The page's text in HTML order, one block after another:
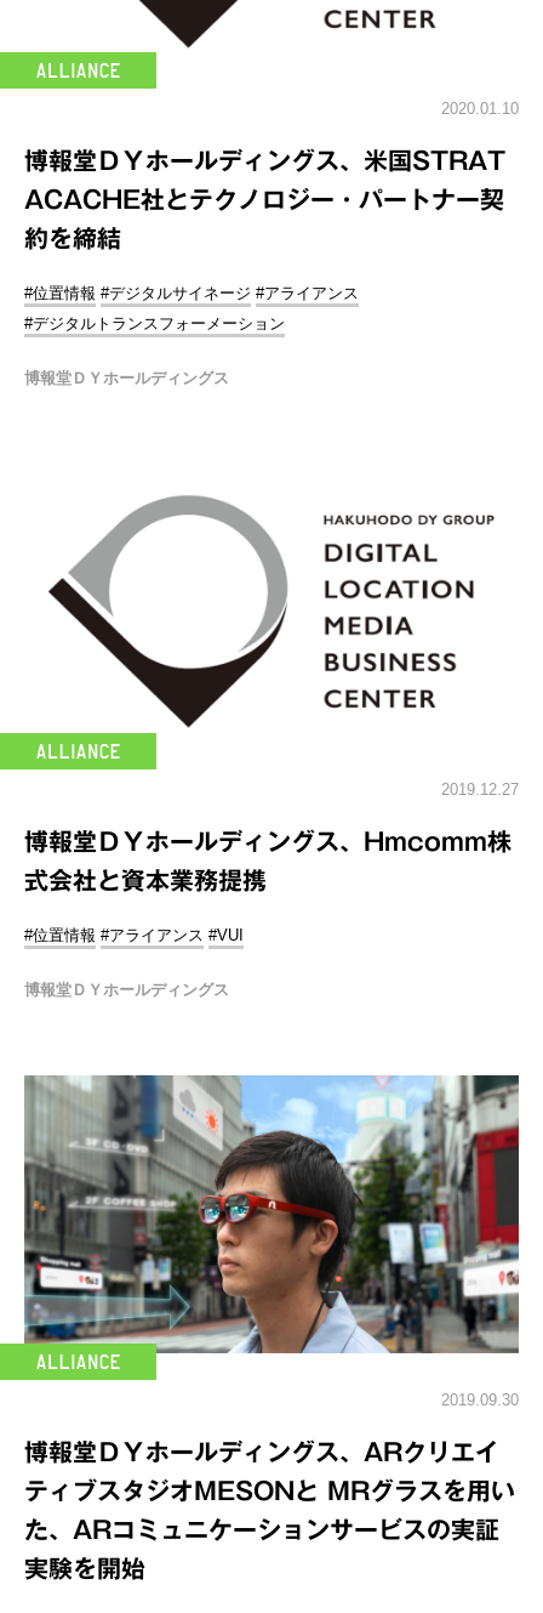
2020.01.10
博報堂ＤＹホールディングス、米国STRAT
ACACHE社とテクノロジー・パートナー契
約を締結
#位置情報 #デジタルサイネージ #アライアンス
#デジタルトランスフォーメーション
博報堂ＤＹホールディングス
2019.12.27
博報堂ＤＹホールディングス、Hmcomm株
式会社と資本業務提携
#位置情報 #アライアンス #VUI
博報堂ＤＹホールディングス
2019.09.30
博報堂ＤＹホールディングス、ARクリエイ
ティブスタジオMESONと MRグラスを用い
た、ARコミュニケーションサービスの実証
実験を開始